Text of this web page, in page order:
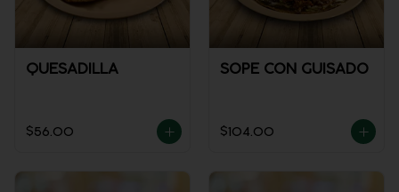
QUESADILLA
$56.00
SOPE CON GUISADO
$104.00